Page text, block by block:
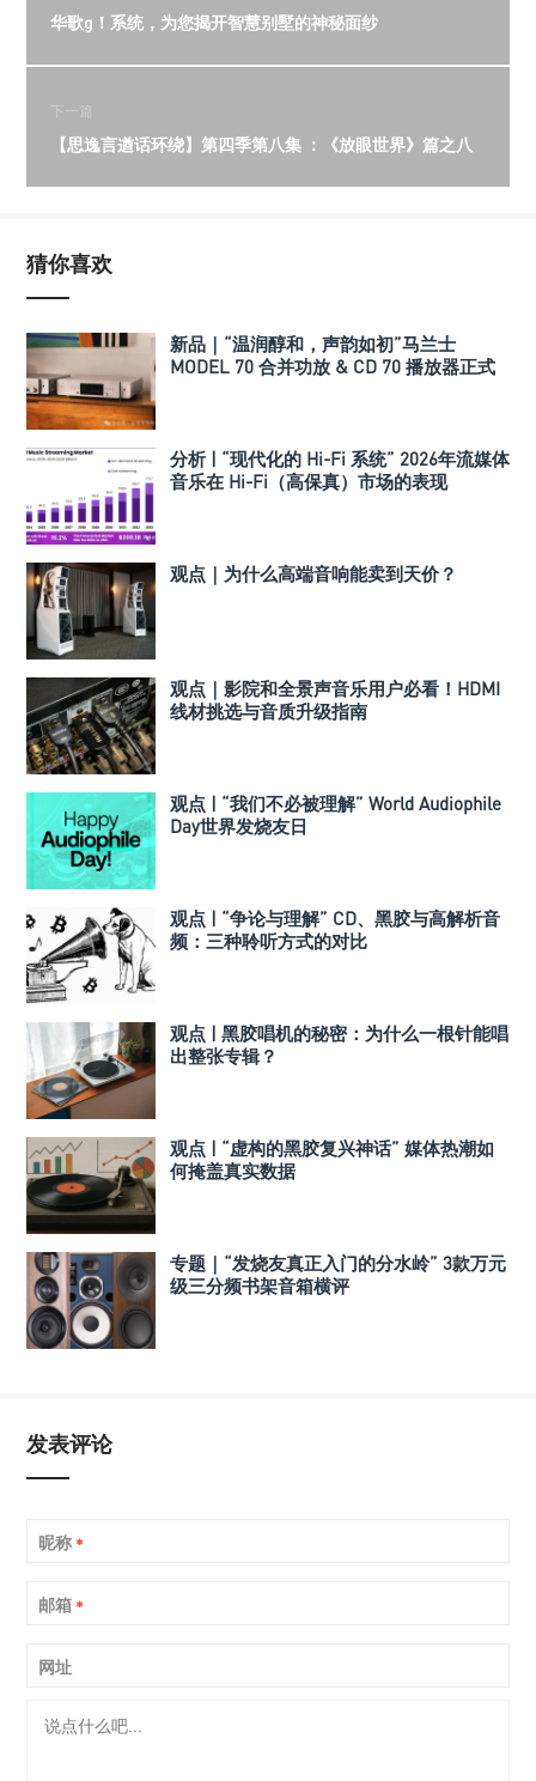
华歌g！系统，为您揭开智慧别墅的神秘面纱
下一篇
【思逸言遒话环绕】第四季第八集 ：《放眼世界》篇之八
猜你喜欢
新品｜“温润醇和，声韵如初”马兰士
MODEL 70 合并功放 & CD 70 播放器正式
分析 | “现代化的 Hi-Fi 系统” 2026年流媒体
音乐在 Hi-Fi（高保真）市场的表现
观点｜为什么高端音响能卖到天价？
观点｜影院和全景声音乐用户必看！HDMI
线材挑选与音质升级指南
观点 | “我们不必被理解” World Audiophile
Day世界发烧友日
观点 | “争论与理解” CD、黑胶与高解析音
频：三种聆听方式的对比
观点 | 黑胶唱机的秘密：为什么一根针能唱
出整张专辑？
观点 | “虚构的黑胶复兴神话” 媒体热潮如
何掩盖真实数据
专题｜“发烧友真正入门的分水岭” 3款万元
级三分频书架音箱横评
发表评论
昵称 *
邮箱 *
网址